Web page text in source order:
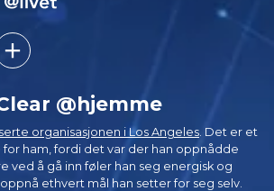
@hjemme
organisasjonen i Los Angeles . Det er et
ham, fordi det var der han oppnådde
ved å gå inn føler han seg energisk og
ethvert mål han setter for seg selv.